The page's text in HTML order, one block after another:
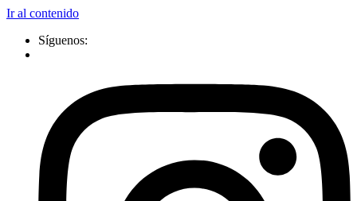
Ir al contenido
Síguenos: